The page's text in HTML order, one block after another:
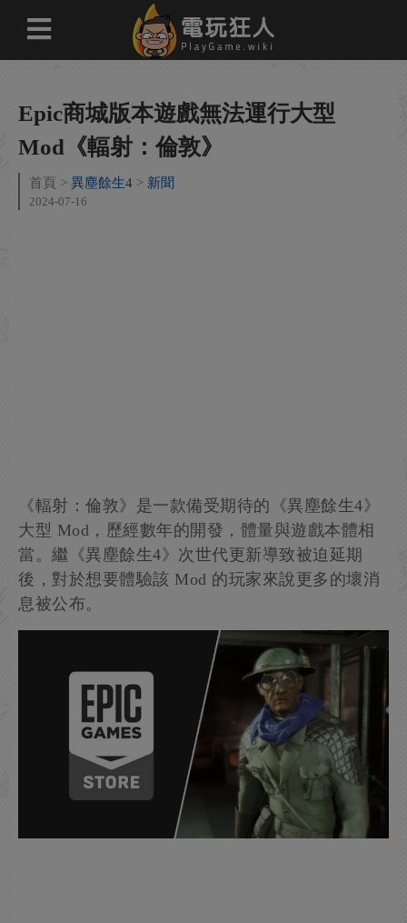
Epic商城版本遊戲無法運行大型
Mod《輻射：倫敦》
首頁 異塵餘生4 新聞
2024-07-16
《輻射：倫敦》是一款備受期待的《異塵餘生4》
大型 Mod，歷經數年的開發，體量與遊戲本體相
當。繼《異塵餘生4》次世代更新導致被迫延期
後，對於想要體驗該 Mod 的玩家來說更多的壞消
息被公布。